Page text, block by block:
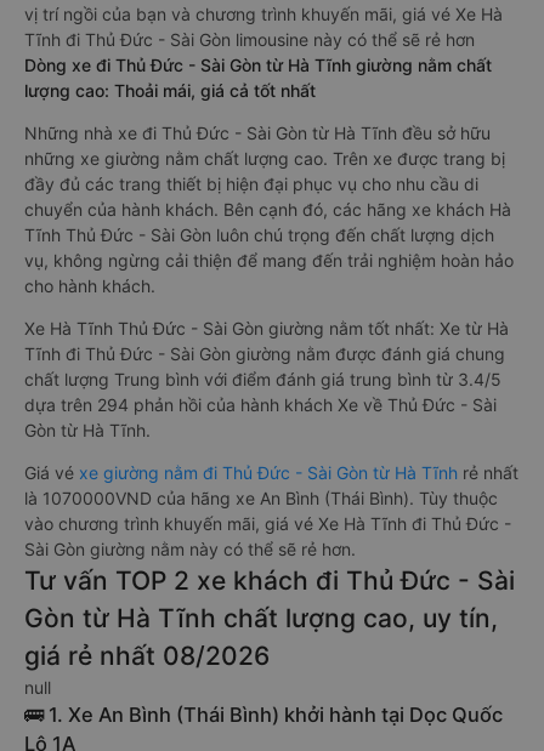
vị trí ngồi của bạn và chương trình khuyến mãi, giá vé Xe Hà
Tĩnh đi Thủ Đức - Sài Gòn limousine này có thể sẽ rẻ hơn
Dòng xe đi Thủ Đức - Sài Gòn từ Hà Tĩnh giường nằm chất
lượng cao: Thoải mái, giá cả tốt nhất
Những nhà xe đi Thủ Đức - Sài Gòn từ Hà Tĩnh đều sở hữu
những xe giường nằm chất lượng cao. Trên xe được trang bị
đầy đủ các trang thiết bị hiện đại phục vụ cho nhu cầu di
chuyển của hành khách. Bên cạnh đó, các hãng xe khách Hà
Tĩnh Thủ Đức - Sài Gòn luôn chú trọng đến chất lượng dịch
vụ, không ngừng cải thiện để mang đến trải nghiệm hoàn hảo
cho hành khách.
Xe Hà Tĩnh Thủ Đức - Sài Gòn giường nằm tốt nhất: Xe từ Hà
Tĩnh đi Thủ Đức - Sài Gòn giường nằm được đánh giá chung
chất lượng Trung bình với điểm đánh giá trung bình từ 3.4/5
dựa trên 294 phản hồi của hành khách Xe về Thủ Đức - Sài
Gòn từ Hà Tĩnh.
Giá vé xe giường nằm đi Thủ Đức - Sài Gòn từ Hà Tĩnh rẻ nhất
là 1070000VND của hãng xe An Bình (Thái Bình). Tùy thuộc
vào chương trình khuyến mãi, giá vé Xe Hà Tĩnh đi Thủ Đức -
Sài Gòn giường nằm này có thể sẽ rẻ hơn.
Tư vấn TOP 2 xe khách đi Thủ Đức - Sài
Gòn từ Hà Tĩnh chất lượng cao, uy tín,
giá rẻ nhất 08/2026
null
🚌 1. Xe An Bình (Thái Bình) khởi hành tại Dọc Quốc
Lộ 1A